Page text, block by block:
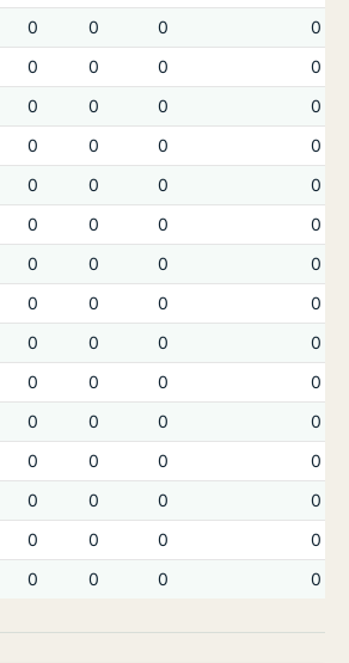
0 0 0
0
0 0 0
0
0 0 0
0
0 0 0
0
0 0 0
0
0 0 0
0
0 0 0
0
0 0 0
0
0 0 0
0
0 0 0
0
0 0 0
0
0 0 0
0
0 0 0
0
0 0 0
0
0 0 0 0